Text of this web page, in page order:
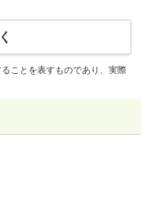
ことを表すものであり、実際